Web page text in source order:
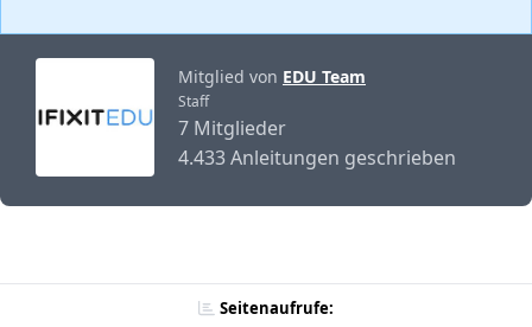
Mitglied von EDU Team
Staff
7 Mitglieder
4.433 Anleitungen geschrieben
Seitenaufrufe: